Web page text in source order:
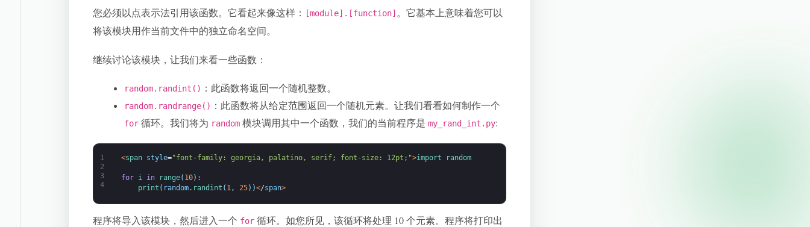
您必须以点表示法引用该函数。它看起来像这样： [module].[function] 。它基本上意味着您可以
将该模块用作当前文件中的独立命名空间。
继续讨论该模块，让我们来看一些函数：
random.randint() ：此函数将返回一个随机整数。
random.randrange() ：此函数将从给定范围返回一个随机元素。让我们看看如何制作一个
for 循环。我们将为 random 模块调用其中一个函数，我们的当前程序是my_rand_int.py:
1
2
3
4
<span style="font-family: georgia, palatino, serif; font-size: 12pt;">import random
for i in range( 10) :
print ( random. randint ( 1, 25) )</span>
程序将导入该模块，然后进入一个 for 循环。如您所见，该循环将处理 10 个元素。程序将打印出